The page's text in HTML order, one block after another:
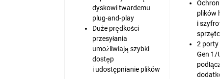
dyskowi twardemu
plug-and-play
Duże prędkości
przesyłania
umożliwiają szybki
dostęp
i udostępnianie plików
plików
i
2 porty
Gen 1/